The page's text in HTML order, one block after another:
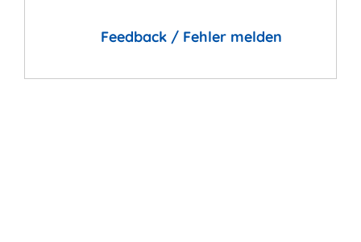
Feedback / Fehler melden